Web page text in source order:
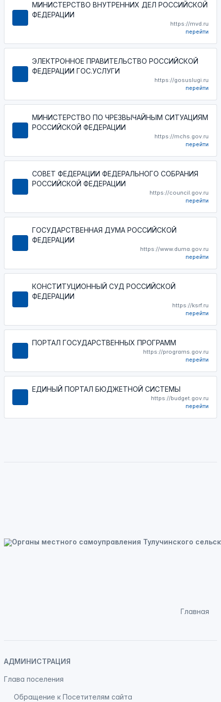
МИНИСТЕРСТВО ВНУТРЕННИХ ДЕЛ РОССИЙСКОЙ
ФЕДЕРАЦИИ
https://mvd.ru
перейти
ЭЛЕКТРОННОЕ ПРАВИТЕЛЬСТВО РОССИЙСКОЙ
ФЕДЕРАЦИИ ГОС.УСЛУГИ
https://gosuslugi.ru
перейти
МИНИСТЕРСТВО ПО ЧРЕЗВЫЧАЙНЫМ СИТУАЦИЯМ
РОССИЙСКОЙ ФЕДЕРАЦИИ
https://mchs.gov.ru
перейти
СОВЕТ ФЕДЕРАЦИИ ФЕДЕРАЛЬНОГО СОБРАНИЯ
РОССИЙСКОЙ ФЕДЕРАЦИИ
https://council.gov.ru
перейти
ГОСУДАРСТВЕННАЯ ДУМА РОССИЙСКОЙ
ФЕДЕРАЦИИ
https://www.duma.gov.ru
перейти
КОНСТИТУЦИОННЫЙ СУД РОССИЙСКОЙ
ФЕДЕРАЦИИ
https://ksrf.ru
перейти
ПОРТАЛ ГОСУДАРСТВЕННЫХ ПРОГРАММ
https://programs.gov.ru
перейти
ЕДИНЫЙ ПОРТАЛ БЮДЖЕТНОЙ СИСТЕМЫ
https://budget.gov.ru
перейти
Главная
АДМИНИСТРАЦИЯ
Глава поселения
Обращение к Посетителям сайта